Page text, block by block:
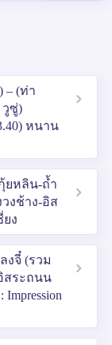
– (ท่า
ซู่)
หนาน
ยหลิน-ถ้ำ
วงช้าง-อิส
ง
งจี๋ (รวม
สระถนน